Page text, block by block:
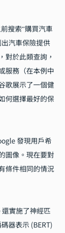
搜索“購買汽車
汽車保險提供
對於此類查詢，
服務（在本例中
歌展示了一個健
何選擇最好的保
發現用戶希
圖像。現在要對
條件相同的情況
實施了神經匹
器表示 (BERT)